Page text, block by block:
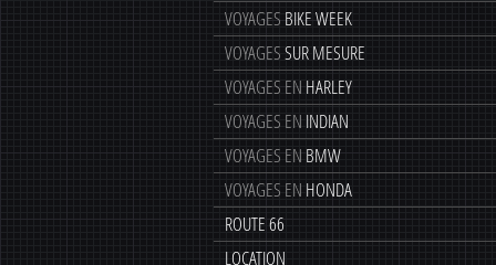
VOYAGESBIKE WEEK
VOYAGESSUR MESURE
VOYAGES ENHARLEY
VOYAGES EN INDIAN
VOYAGES ENBMW
VOYAGES EN HONDA
ROUTE 66
LOCATION